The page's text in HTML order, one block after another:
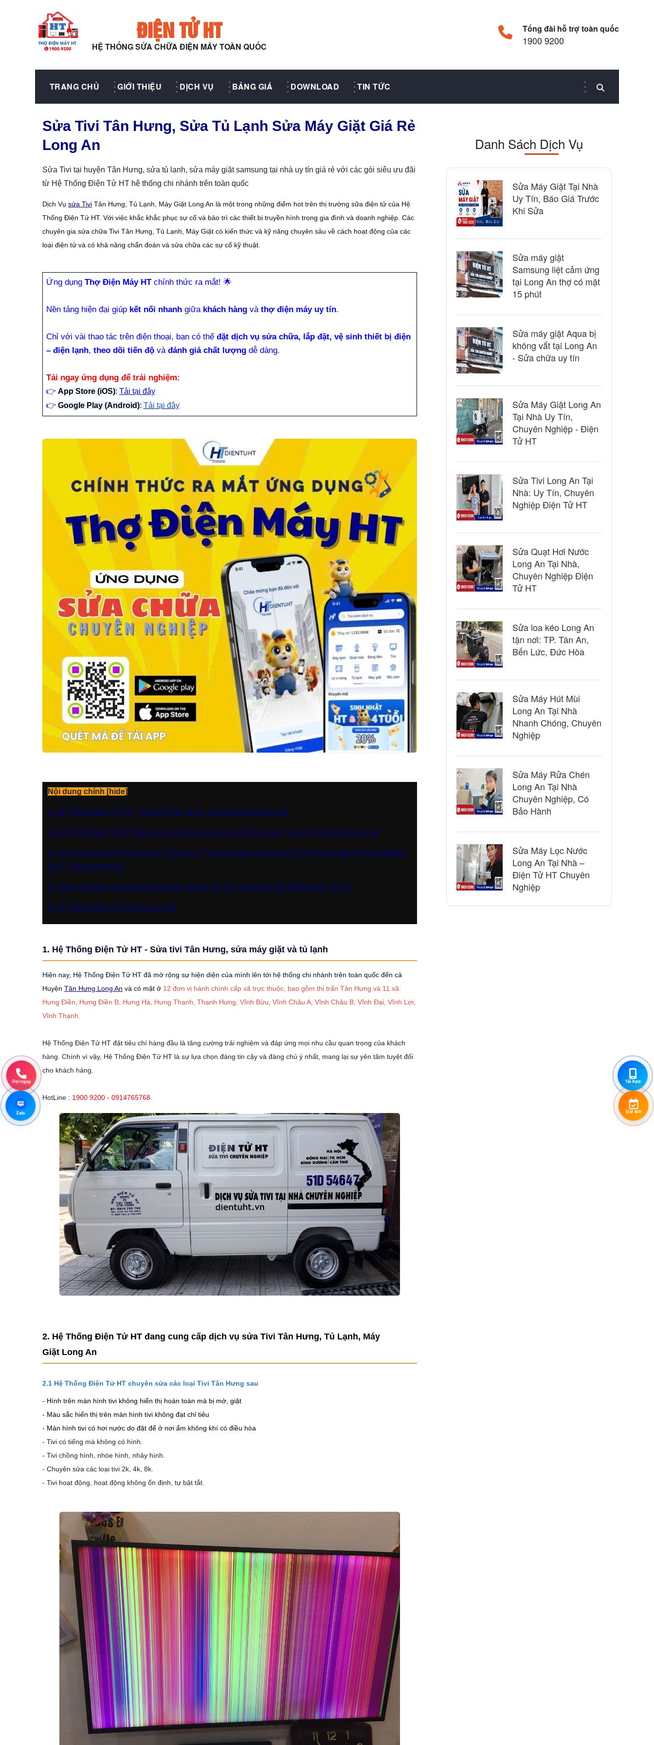
ĐIỆN TỬ HT
HỆ THỐNG SỬA CHỮA ĐIỆN MÁY TOÀN QUỐC
Tổng đài hỗ trợ toàn quốc
1900 9200
TRANG CHỦ GIỚI THIỆU DỊCH VỤ BẢNG GIÁ DOWNLOAD TIN TỨC
Sửa Tivi Tân Hưng, Sửa Tủ Lạnh Sửa Máy Giặt Giá Rẻ
Long An
Sửa Tivi tại huyện Tân Hưng, sửa tủ lạnh, sửa máy giặt samsung tại nhà uy tín giá rẻ với các gói siêu ưu đãi
từ Hệ Thống Điện Tử HT hệ thống chi nhánh trên toàn quốc
Dịch Vụ sửa Tivi Tân Hưng, Tủ Lạnh, Máy Giặt Long An là một trong những điểm hot trên thị trường sữa điện tử của Hệ
Thống Điện Tử HT. Với việc khắc khắc phục sự cố và bảo trì các thiết bị truyền hình trong gia đình và doanh nghiệp. Các
chuyên gia sửa chữa Tivi Tân Hưng, Tủ Lạnh, Máy Giặt có kiến thức và kỹ năng chuyên sâu về cách hoạt động của các
loại điện tử và có khả năng chẩn đoán và sửa chữa các sự cố kỹ thuật.
Ứng dụng Thợ Điện Máy HTchính thức ra mắt! 🌟
Nền tảng hiện đại giúp kết nối nhanhgiữa khách hàngvà thợ điện máy uy tín.
Chỉ với vài thao tác trên điện thoại, bạn có thể đặt dịch vụ sửa chữa, lắp đặt, vệ sinh thiết bị điện
– điện lạnh, theo dõi tiến độvà đánh giá chất lượngdễ dàng.
Tải ngay ứng dụng để trải nghiệm:
👉 App Store (iOS): Tải tại đây
👉 Google Play (Android): Tải tại đây
Nội dung chính [hide]
1. Hệ Thống Điện Tử HT - Sửa tivi Tân Hưng, sửa máy giặt và tủ lạnh
2. Hệ Thống Điện Tử HT đang cung cấp dịch vụ sửa Tivi Tân Hưng, Tủ Lạnh, Máy Giặt Long An
3. Lý do mọi người chọn sửa Tivi Tân Hưng, Tủ Lạnh, Máy Giặt tại nhà ở Tân Hưng của Hệ Thống Điện
tử HT của chúng tôi là
4. Video giới thiệu về quy trình làm việc sửa tivi tại Tân Hưng của Hệ Thống Điện Tử HT:
5. Hệ Thống Điện tử HT luôn cam kết
1. Hệ Thống Điện Tử HT - Sửa tivi Tân Hưng, sửa máy giặt và tủ lạnh
Hiện nay, Hệ Thống Điện Tử HT đã mở rộng sự hiện diện của mình lên tới hệ thống chi nhánh trên toàn quốc đến cả
Huyện Tân Hưng Long An và có mặt ở 12 đơn vị hành chính cấp xã trực thuộc, bao gồm thị trấn Tân Hưng và 11 xã:
Hưng Điền, Hưng Điền B, Hưng Hà, Hưng Thạnh, Thạnh Hưng, Vĩnh Bửu, Vĩnh Châu A, Vĩnh Châu B, Vĩnh Đại, Vĩnh Lợi,
Vĩnh Thạnh.
Hệ Thống Điện Tử HT đặt tiêu chí hàng đầu là tăng cường trải nghiệm và đáp ứng mọi nhu cầu quan trọng của khách
hàng. Chính vì vậy, Hệ Thống Điện Tử HT là sự lựa chọn đáng tin cậy và đáng chú ý nhất, mang lại sự yên tâm tuyệt đối
cho khách hàng.
HotLine : 1900 9200 - 0914765768
2. Hệ Thống Điện Tử HT đang cung cấp dịch vụ sửa Tivi Tân Hưng, Tủ Lạnh, Máy
Giặt Long An
2.1 Hệ Thống Điện Tử HT chuyên sửa các loại Tivi Tân Hưng sau
- Hình trên màn hình tivi không hiển thị hoàn toàn mà bị mờ, giật
- Màu sắc hiển thị trên màn hình tivi không đạt chỉ tiêu
- Màn hình tivi có hơi nước do đặt để ở nơi ẩm không khí có điều hòa
- Tivi có tiếng mà không có hình.
- Tivi chồng hình, nhòe hình, nhảy hình.
- Chuyên sửa các loại tivi 2k, 4k, 8k.
- Tivi hoạt động, hoạt động không ổn định, tự bật tắt.
Danh Sách Dịch Vụ
Sửa Máy Giặt Tại Nhà
Uy Tín, Báo Giá Trước
Khi Sửa
Sửa máy giặt
Samsung liệt cảm ứng
tại Long An thợ có mặt
15 phút
Sửa máy giặt Aqua bị
không vắt tại Long An
- Sửa chữa uy tín
Sửa Máy Giặt Long An
Tại Nhà Uy Tín,
Chuyên Nghiệp - Điện
Tử HT
Sửa Tivi Long An Tại
Nhà: Uy Tín, Chuyên
Nghiệp Điện Tử HT
Sửa Quạt Hơi Nước
Long An Tại Nhà,
Chuyên Nghiệp Điện
Tử HT
Sửa loa kéo Long An
tận nơi: TP. Tân An,
Bến Lức, Đức Hòa
Sửa Máy Hút Mùi
Long An Tại Nhà
Nhanh Chóng, Chuyên
Nghiệp
Sửa Máy Rửa Chén
Long An Tại Nhà
Chuyên Nghiệp, Có
Bảo Hành
Sửa Máy Lọc Nước
Long An Tại Nhà –
Điện Tử HT Chuyên
Nghiệp
Gọi ngay
Zalo
Zalo
Tải App
Đặt lịch